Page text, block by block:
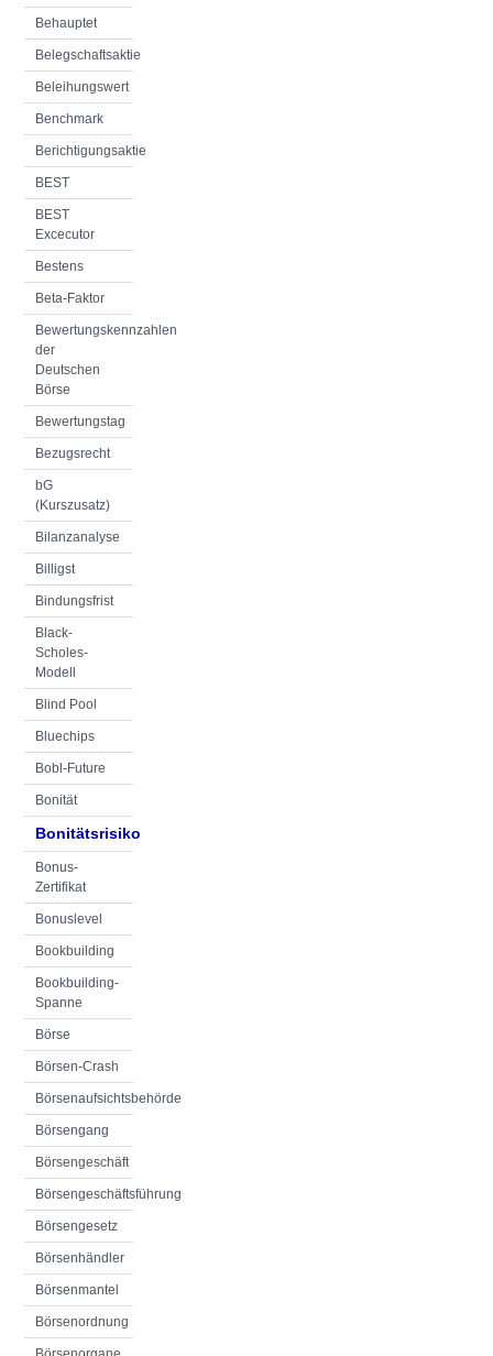
Behauptet
Belegschaftsaktie
Beleihungswert
Benchmark
Berichtigungsaktie
BEST
BEST
Excecutor
Bestens
Beta-Faktor
Bewertungskennzahlen
der
Deutschen
Börse
Bewertungstag
Bezugsrecht
bG
(Kurszusatz)
Bilanzanalyse
Billigst
Bindungsfrist
Black-
Scholes-
Modell
Blind Pool
Bluechips
Bobl-Future
Bonität
Bonitätsrisiko
Bonus-
Zertifikat
Bonuslevel
Bookbuilding
Bookbuilding-
Spanne
Börse
Börsen-Crash
Börsenaufsichtsbehörde
Börsengang
Börsengeschäft
Börsengeschäftsführung
Börsengesetz
Börsenhändler
Börsenmantel
Börsenordnung